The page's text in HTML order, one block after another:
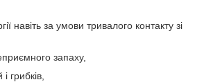
навіть за умови тривалого контакту зі
запаху,
грибків,